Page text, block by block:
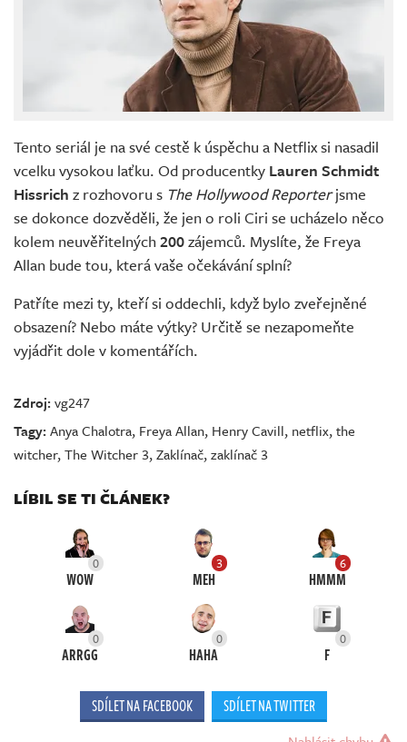
Tento seriál je na své cestě k úspěchu a Netflix si nasadil
vcelku vysokou laťku. Od producentky Lauren Schmidt
Hissrich z rozhovoru s The Hollywood Reporterjsme
se dokonce dozvěděli, že jen o roli Ciri se ucházelo něco
kolem neuvěřitelných 200zájemců. Myslíte, že Freya
Allan bude tou, která vaše očekávání splní?
Patříte mezi ty, kteří si oddechli, když bylo zveřejněné
obsazení? Nebo máte výtky? Určitě se nezapomeňte
vyjádřit dole v komentářích.
Zdroj:vg247
Tagy:Anya Chalotra, Freya Allan, Henry Cavill, netflix,the
witcher,The Witcher 3,Zaklínač,zaklínač 3
LÍBIL SE TI ČLÁNEK?
0
WOW
3
MEH
6
HMMM
0
ARRGG
0
HAHA
0
F
SDÍLET NA FACEBOOK SDÍLET NA TWITTER